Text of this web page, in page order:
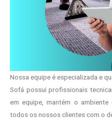
Nossa equipe é especializada e
Sofá possui profissionais
em equipe, mantém o
todos os nossos clientes com o